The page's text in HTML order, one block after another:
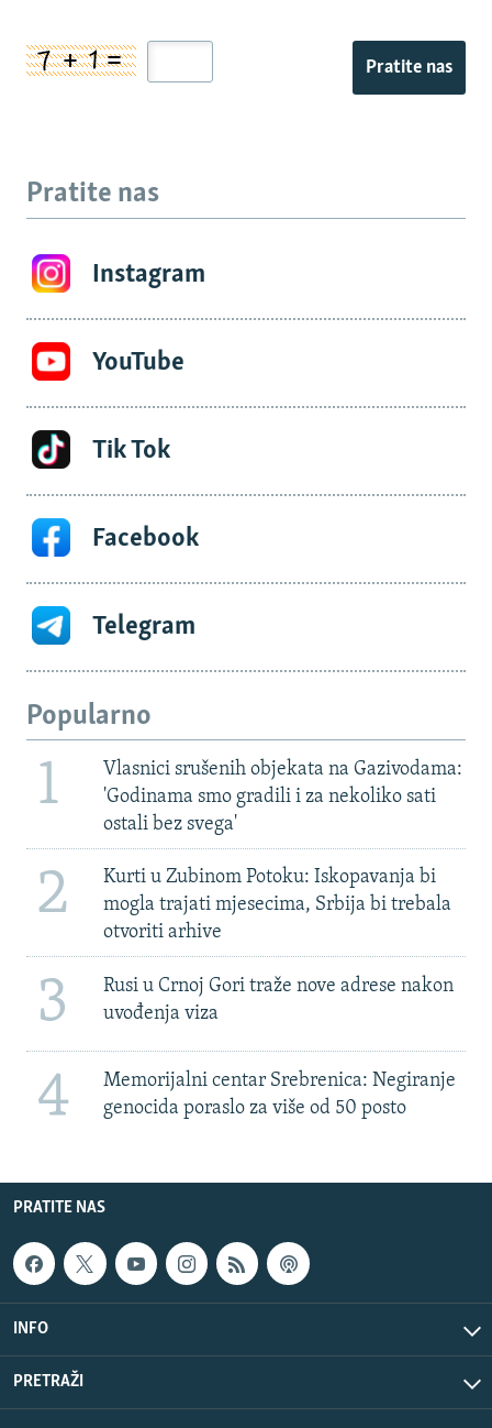
Pratite nas
Pratite nas
Instagram
YouTube
Tik Tok
Facebook
Telegram
Popularno
1
Vlasnici srušenih objekata na Gazivodama:
'Godinama smo gradili i za nekoliko sati
ostali bez svega'
2
Kurti u Zubinom Potoku: Iskopavanja bi
mogla trajati mjesecima, Srbija bi trebala
otvoriti arhive
3
Rusi u Crnoj Gori traže nove adrese nakon
uvođenja viza
4
Memorijalni centar Srebrenica: Negiranje
genocida poraslo za više od 50 posto
PRATITE NAS
INFO
PRETRAŽI